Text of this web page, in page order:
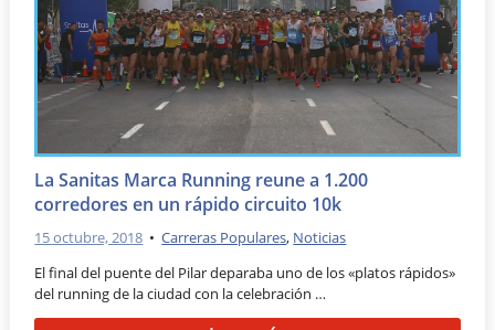
La Sanitas Marca Running reune a 1.200
corredores en un rápido circuito 10k
15 octubre, 2018 •Carreras Populares, Noticias
El final del puente del Pilar deparaba uno de los «platos rápidos»
del running de la ciudad con la celebración …